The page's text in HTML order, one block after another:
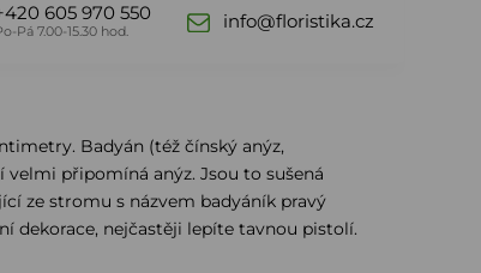
Badyán (též čínský anýz,
připomíná anýz. Jsou to sušená
ze stromu s názvem badyáník pravý
dekorace, nejčastěji lepíte tavnou pistolí.
605 970 550
Pá 7.00-15.30 hod. info@floristika.cz